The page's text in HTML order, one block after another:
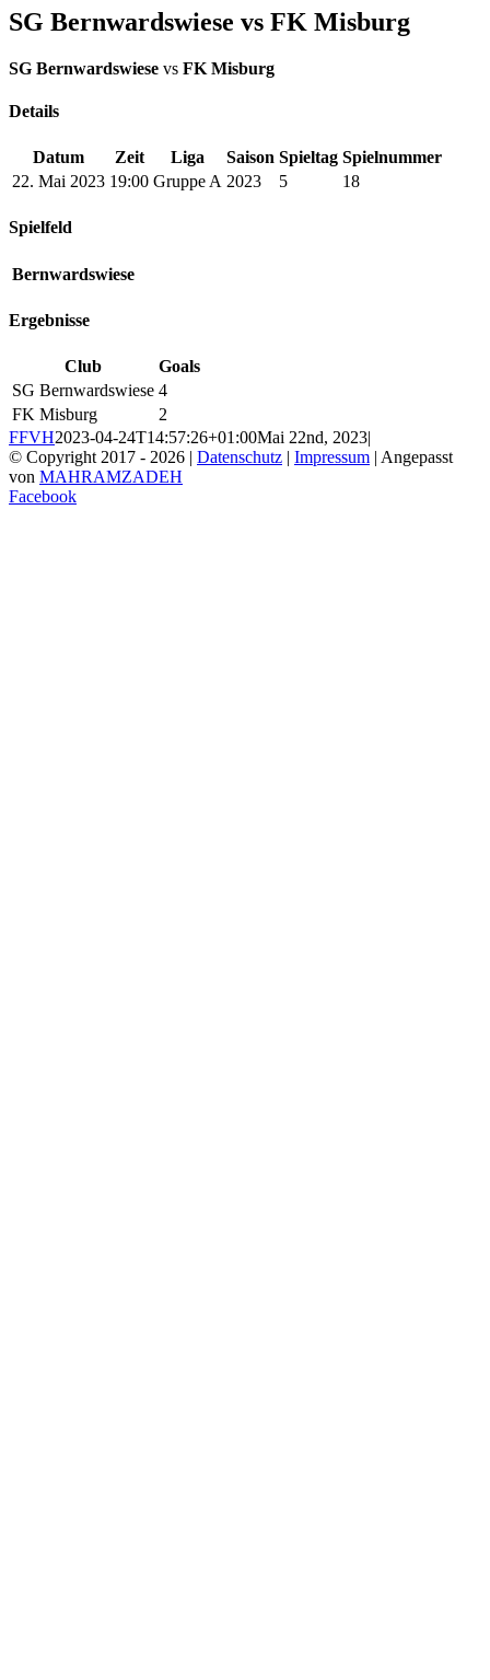
SG Bernwardswiese vs FK Misburg
SG Bernwardswiese vs FK Misburg
Details
Datum Zeit Liga Saison Spieltag Spielnummer
22. Mai 2023 19:00 Gruppe A 2023 5 18
Spielfeld
Bernwardswiese
Ergebnisse
Club
Goals
SG Bernwardswiese 4
FK Misburg
2
FFVH2023-04-24T14:57:26+01:00Mai 22nd, 2023|
© Copyright 2017 - 2026 | Datenschutz | Impressum | Angepasst
von MAHRAMZADEH
Facebook